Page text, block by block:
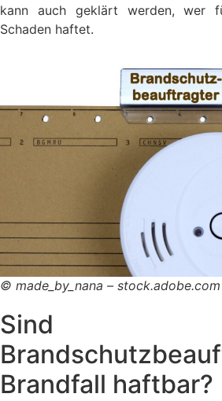
kann auch geklärt werden, wer
Schaden haftet.
© made_by_nana – stock.adobe.com
Sind
Brandfall haftbar?